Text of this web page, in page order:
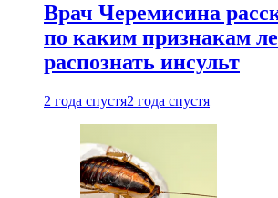
Врач Черемисина
по каким признакам
распознать инсульт
2 года спустя2 года спустя